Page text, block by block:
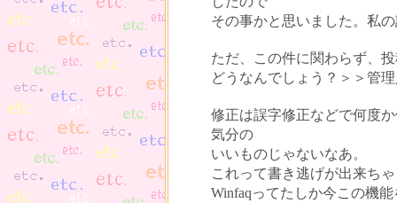
その事かと思いました。私
ただ、この件に関わらず、
どうなんでしょう？＞＞管
修正は誤字修正などで何度
気分の
いいものじゃないなあ。
これって書き逃げが出来ち
Winfaqってたしか今この機